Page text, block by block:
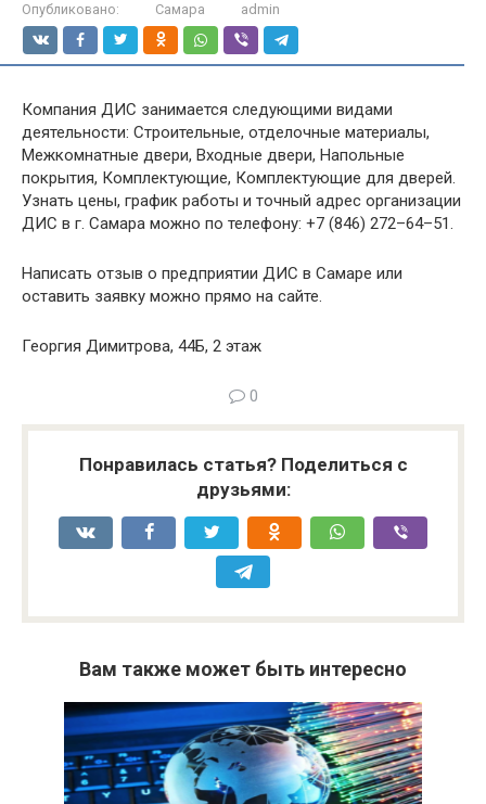
Опубликовано: Самара admin
Компания ДИС занимается следующими видами
деятельности: Строительные, отделочные материалы,
Межкомнатные двери, Входные двери, Напольные
покрытия, Комплектующие, Комплектующие для дверей.
Узнать цены, график работы и точный адрес организации
ДИС в г. Самара можно по телефону: +7 (846) 272–64–51.
Написать отзыв о предприятии ДИС в Самаре или
оставить заявку можно прямо на сайте.
Георгия Димитрова, 44Б, 2 этаж
0
Понравилась статья? Поделиться с
друзьями:
Вам также может быть интересно